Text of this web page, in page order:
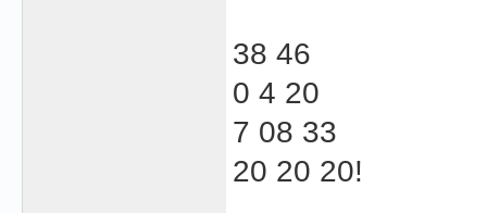
38 46
0 4 20
7 08 33
20 20 20!